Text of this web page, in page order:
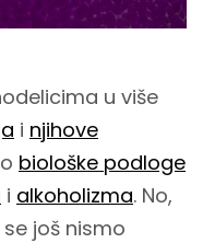
u više
i njihove
biološke podloge
i alkoholizma. No,
još nismo